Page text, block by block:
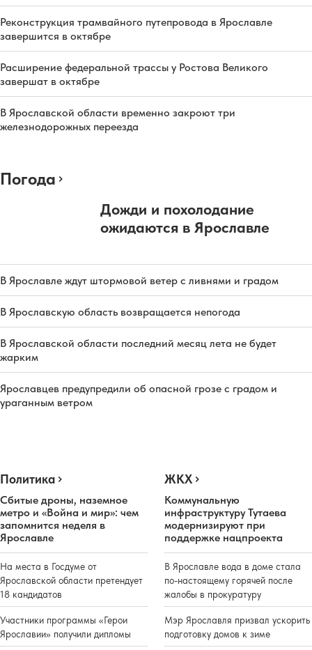
Реконструкция трамвайного путепровода в Ярославле
завершится в октябре
Расширение федеральной трассы у Ростова Великого
завершат в октябре
В Ярославской области временно закроют три
железнодорожных переезда
Погода
Дожди и похолодание
ожидаются в Ярославле
В Ярославле ждут штормовой ветер с ливнями и градом
В Ярославскую область возвращается непогода
В Ярославской области последний месяц лета не будет
жарким
Ярославцев предупредили об опасной грозе с градом и
ураганным ветром
Политика
Сбитые дроны, наземное
метро и «Война и мир»: чем
запомнится неделя в
Ярославле
На места в Госдуме от
Ярославской области претендует
18 кандидатов
Участники программы «Герои
Ярославии» получили дипломы
ЖКХ
Коммунальную
инфраструктуру Тутаева
модернизируют при
поддержке нацпроекта
В Ярославле вода в доме стала
по-настоящему горячей после
жалобы в прокуратуру
Мэр Ярославля призвал ускорить
подготовку домов к зиме